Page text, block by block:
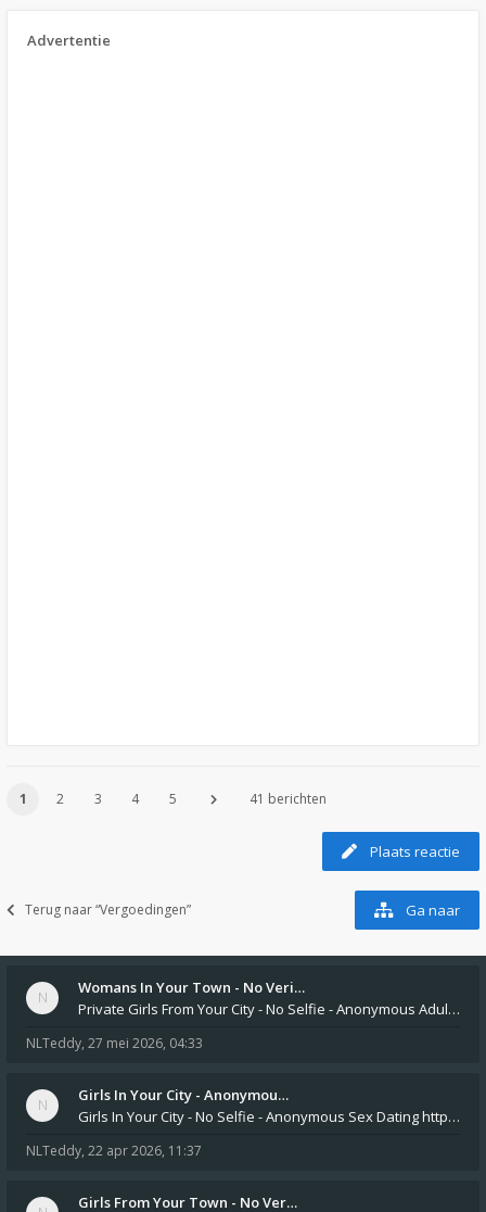
Advertentie
1 2 3 4 5 41 berichten
Plaats reactie
Terug naar “Vergoedingen” Ga naar
Womans In Your Town - No Veri…
Private Girls From Your City - No Selfie - Anonymous Adult Dating https://privatedates.live Private Girls In Your
NLTeddy, 27 mei 2026, 04:33
Girls In Your City - Anonymou…
Girls In Your City - No Selfie - Anonymous Sex Dating https://SecretPrivat.com Womens In Your Town - Anonymous S
NLTeddy, 22 apr 2026, 11:37
Girls From Your Town - No Ver…